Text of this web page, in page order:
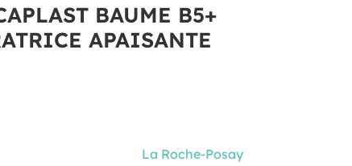
BAUME B5+
APAISANTE
La Roche-Posay